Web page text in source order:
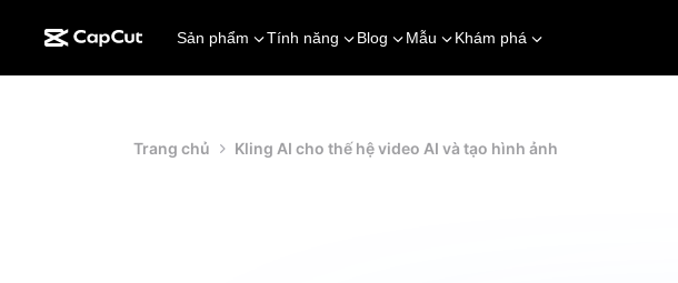
Sản phẩm Tính năng Blog Mẫu Khám phá
Trang chủ Kling AI cho thế hệ video AI và tạo hình ảnh